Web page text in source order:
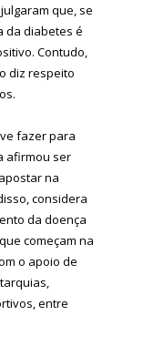
que, se
da diabetes é
Contudo,
diz respeito
fazer para
afirmou ser
na
considera
da doença
começam na
o apoio de
entre